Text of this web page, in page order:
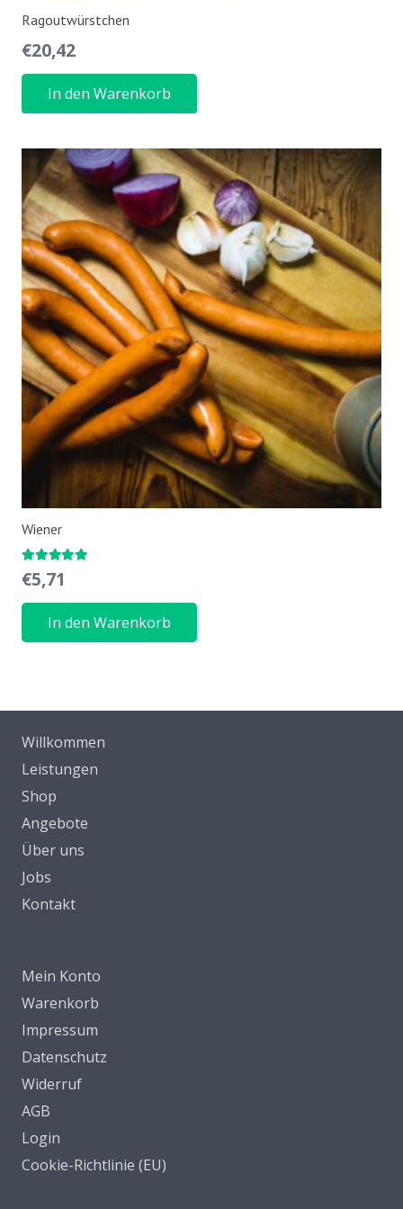
Ragoutwürstchen
€20,42
In den Warenkorb
Wiener
Bewertet mit
€5,71
In den Warenkorb
Willkommen
Leistungen
Shop
Angebote
Über uns
Jobs
Kontakt
Mein Konto
Warenkorb
Impressum
Datenschutz
Widerruf
AGB
Login
Cookie-Richtlinie (EU)